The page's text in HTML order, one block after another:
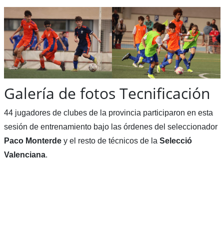
Galería de fotos Tecnificación
44 jugadores de clubes de la provincia participaron en esta
sesión de entrenamiento bajo las órdenes del seleccionador
Paco Monterdey el resto de técnicos de la Selecció
Valenciana.